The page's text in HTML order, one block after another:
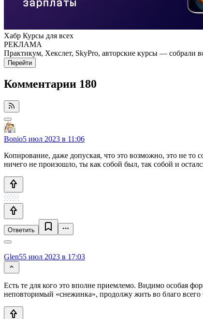
Хабр Курсы для всех
РЕКЛАМА
Практикум, Хекслет, SkyPro, авторские курсы — собрали
Перейти
Комментарии 180
Bonio5 июл 2023 в 11:06
Копирование, даже допуская, что это возможно, это не
ничего не произошло, ты как собой был, так собой и
Ответить
Glen55 июл 2023 в 17:03
Есть те для кого это вполне приемлемо. Видимо особая
неповторимый «снежинка», продолжу жить во благо всего